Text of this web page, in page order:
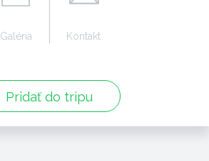
Pridať do tripu
Galéria Kontakt